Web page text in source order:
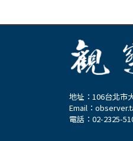
地址：106台北市
Email：
電話：02-2325-